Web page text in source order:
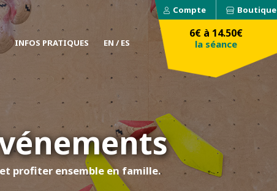
INFOS PRATIQUES EN / ES
Compte Boutique
6€ à 14.50€
la séance
et profiter ensemble en famille.